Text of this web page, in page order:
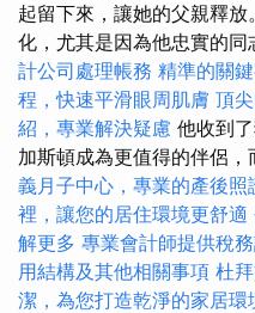
起留下來，讓她的父親釋
化，尤其是因為他忠實的同
計公司處理帳務 精準的關
程，快速平滑眼周肌膚 頂
紹，專業解決疑慮 他收到
加斯頓成為更值得的伴侶，
義月子中心，專業的產後照
裡，讓您的居住環境更舒適
解更多 專業會計師提供稅
用結構及其他相關事項 杜
潔，為您打造乾淨的家居環